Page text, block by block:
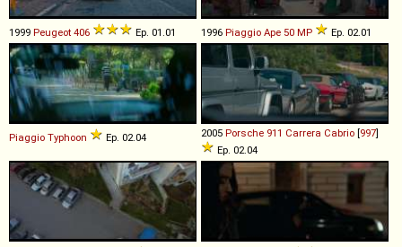
1999 Peugeot 406 Ep. 01.01 1996 Piaggio Ape 50 MP Ep. 02.01
Piaggio Typhoon Ep. 02.04 2005 Porsche 911 Carrera Cabrio [997]
Ep. 02.04